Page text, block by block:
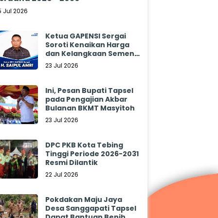
Jul 2026
Ketua GAPENSI Sergai
Soroti Kenaikan Harga
dan Kelangkaan Semen,
Minta Pemerintah
23 Jul 2026
Ini, Pesan Bupati Tapsel
pada Pengajian Akbar
Bulanan BKMT Masyitoh
23 Jul 2026
DPC PKB Kota Tebing
Tinggi Periode 2026-2031
Resmi Dilantik
22 Jul 2026
Pokdakan Maju Jaya
Desa Sanggapati Tapsel